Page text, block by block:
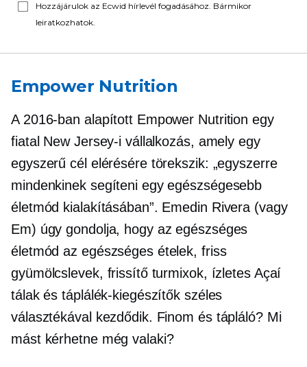
Hozzájárulok az Ecwid hírlevél fogadásához. Bármikor
leiratkozhatok.
Empower Nutrition
A 2016-ban alapított Empower Nutrition egy
fiatal New Jersey-i vállalkozás, amely egy
egyszerű cél elérésére törekszik: „egyszerre
mindenkinek segíteni egy egészségesebb
életmód kialakításában”. Emedin Rivera (vagy
Em) úgy gondolja, hogy az egészséges
életmód az egészséges ételek, friss
gyümölcslevek, frissítő turmixok, ízletes Açaí
tálak és táplálék-kiegészítők széles
választékával kezdődik. Finom és tápláló? Mi
mást kérhetne még valaki?